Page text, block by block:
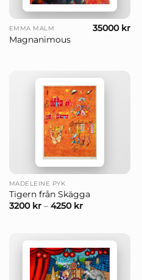
EMMA MALM
Magnanimous
35000 kr
MADELEINE PYK
Tigern från Skägga
3200 kr– 4250 kr